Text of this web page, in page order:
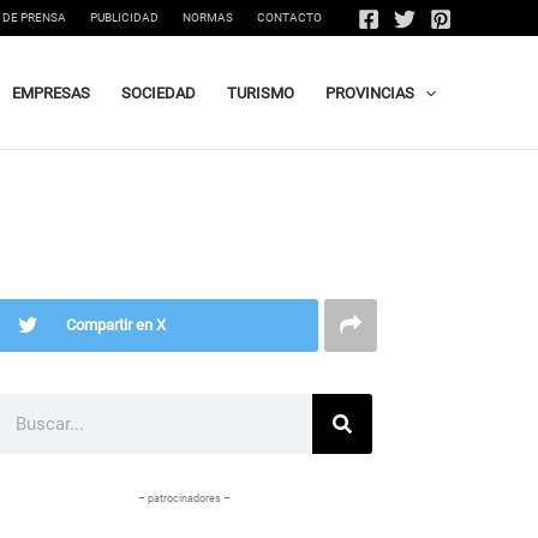
PRENSA PUBLICIDAD NORMAS CONTACTO
EMPRESAS SOCIEDAD TURISMO PROVINCIAS
Compartir en X
– patrocinadores –